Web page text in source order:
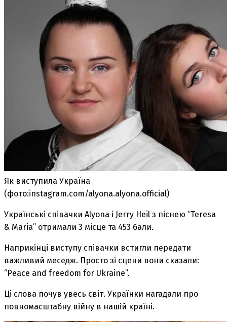
Як виступила Україна
(фото:instagram.com/alyona.alyona.official)
Українські співачки Alyona і Jerry Heil з піснею “Teresa
& Maria” отримали 3 місце та 453 бали.
Наприкінці виступу співачки встигли передати
важливий меседж. Просто зі сцени вони сказали:
“Peace and freedom for Ukraine”.
Ці слова почув увесь світ. Українки нагадали про
повномасштабну війну в нашій країні.